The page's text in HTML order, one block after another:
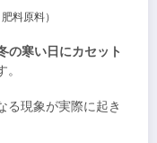
料原料）
の寒い日にカセット
る現象が実際に起き